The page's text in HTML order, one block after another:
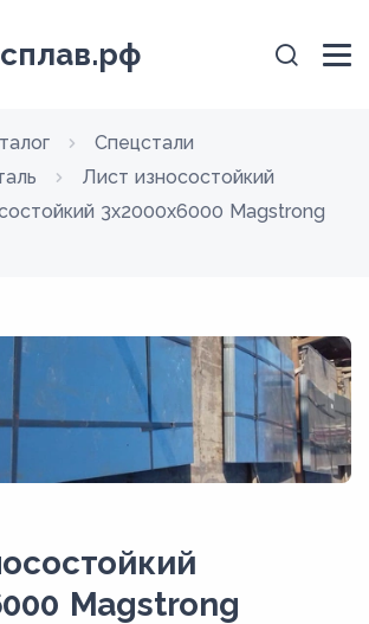
Спецстали
Лист износостойкий
3x2000x6000 Magstrong
Magstrong